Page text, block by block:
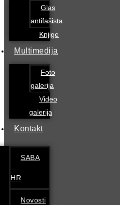
Glas
antifašista
Knjige
Multimedija
Foto
galerija
Video
galerija
Kontakt
SABA
HR
Novosti